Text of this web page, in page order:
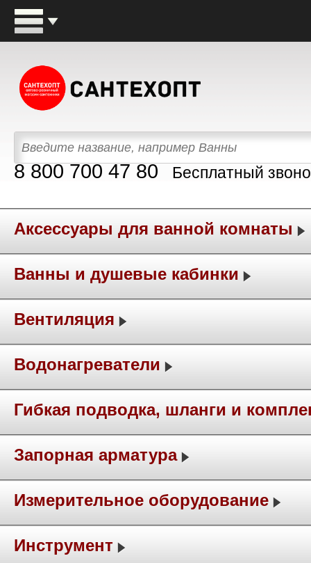
8 800 700 47 80 Бесплатный
Аксессуары для ванной комнаты
Ванны и душевые кабинки
Вентиляция
Водонагреватели
Гибкая подводка, шланги и
Запорная арматура
Измерительное оборудование
Инструмент